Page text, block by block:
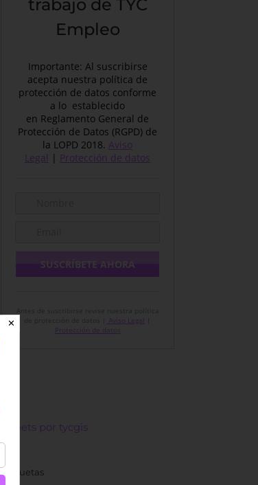
trabajo de TYC
Empleo
Importante: Al suscribirse
acepta nuestra política de
protección de datos conforme
a lo establecido
en Reglamento General de
Protección de Datos (RGPD) de
la LOPD 2018. Aviso
Legal | Protección de datos
Aviso Legal
Protección de datos
Tweets por tycgis
Etiquetas
✕